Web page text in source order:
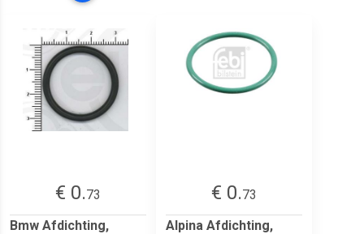
€ 0.73
Bmw Afdichting,
€ 0.73
Alpina Afdichting,